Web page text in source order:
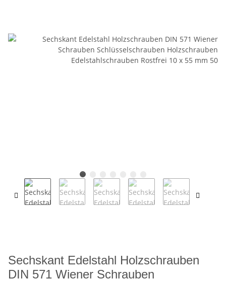
Sechskant Edelstahl Holzschrauben
DIN 571 Wiener Schrauben